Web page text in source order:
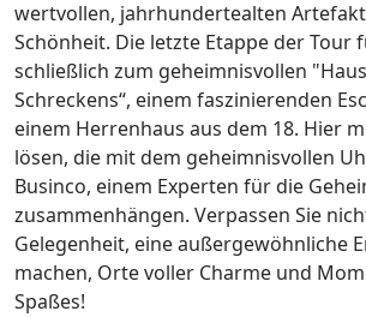
wertvollen, jahrhundertealten
Schönheit. Die letzte Etappe der Tour
schließlich zum geheimnisvollen
Schreckens“, einem faszinierenden
einem Herrenhaus aus dem 18. Hier
lösen, die mit dem geheimnisvollen
Businco, einem Experten für die
zusammenhängen. Verpassen Sie
Gelegenheit, eine außergewöhnliche
machen, Orte voller Charme und
Spaßes!